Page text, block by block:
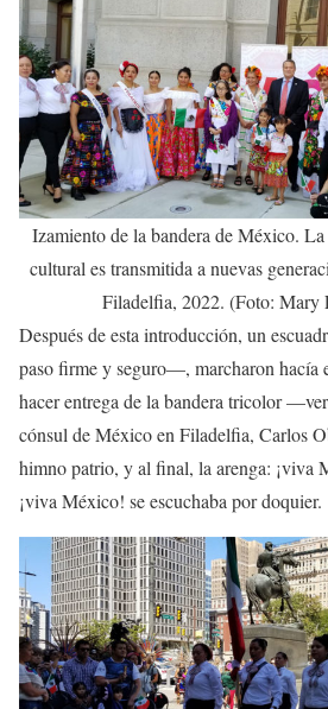
Izamiento de la bandera de México.
cultural es transmitida a nuevas
Filadelfia, 2022. (Foto: Mary
Después de esta introducción, un
paso firme y seguro—, marcharon hacía
hacer entrega de la bandera tricolor
cónsul de México en Filadelfia, Carlos
himno patrio, y al final, la arenga: ¡viva
¡viva México! se escuchaba por doquier.